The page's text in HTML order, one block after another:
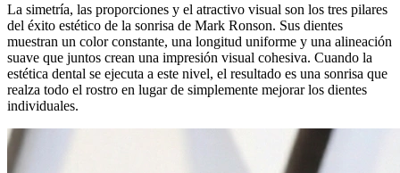
La simetría, las proporciones y el atractivo visual son los tres pilares
del éxito estético de la sonrisa de Mark Ronson. Sus dientes
muestran un color constante, una longitud uniforme y una alineación
suave que juntos crean una impresión visual cohesiva. Cuando la
estética dental se ejecuta a este nivel, el resultado es una sonrisa que
realza todo el rostro en lugar de simplemente mejorar los dientes
individuales.